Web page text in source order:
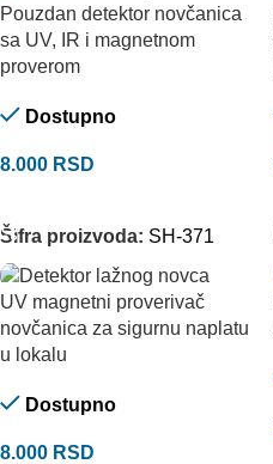
Pouzdan detektor novčanica
sa UV, IR i magnetnom
proverom
Dostupno
8.000 RSD
Šifra proizvoda: SH-371
UV magnetni proverivač
novčanica za sigurnu naplatu
u lokalu
Dostupno
8.000 RSD